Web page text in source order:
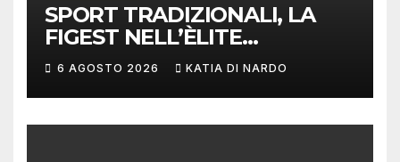
SPORT TRADIZIONALI, LA
FIGEST NELL’ÈLITE
MONDIALE: LA
DELEGAZIONE ITALIANA
PROTAGONISTA AL
CONVEGNO TAFISA A
6 AGOSTO 2026 KATIA DI NARDO